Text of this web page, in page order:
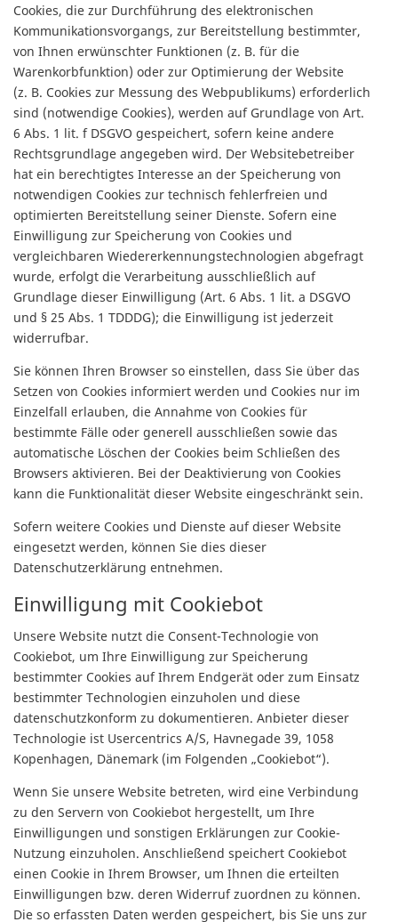
Cookies, die zur Durchführung des elektronischen
Kommunikationsvorgangs, zur Bereitstellung bestimmter,
von Ihnen erwünschter Funktionen (z. B. für die
Warenkorbfunktion) oder zur Optimierung der Website
(z. B. Cookies zur Messung des Webpublikums) erforderlich
sind (notwendige Cookies), werden auf Grundlage von Art.
6 Abs. 1 lit. f DSGVO gespeichert, sofern keine andere
Rechtsgrundlage angegeben wird. Der Websitebetreiber
hat ein berechtigtes Interesse an der Speicherung von
notwendigen Cookies zur technisch fehlerfreien und
optimierten Bereitstellung seiner Dienste. Sofern eine
Einwilligung zur Speicherung von Cookies und
vergleichbaren Wiedererkennungstechnologien abgefragt
wurde, erfolgt die Verarbeitung ausschließlich auf
Grundlage dieser Einwilligung (Art. 6 Abs. 1 lit. a DSGVO
und § 25 Abs. 1 TDDDG); die Einwilligung ist jederzeit
widerrufbar.
Sie können Ihren Browser so einstellen, dass Sie über das
Setzen von Cookies informiert werden und Cookies nur im
Einzelfall erlauben, die Annahme von Cookies für
bestimmte Fälle oder generell ausschließen sowie das
automatische Löschen der Cookies beim Schließen des
Browsers aktivieren. Bei der Deaktivierung von Cookies
kann die Funktionalität dieser Website eingeschränkt sein.
Sofern weitere Cookies und Dienste auf dieser Website
eingesetzt werden, können Sie dies dieser
Datenschutzerklärung entnehmen.
Einwilligung mit Cookiebot
Unsere Website nutzt die Consent-Technologie von
Cookiebot, um Ihre Einwilligung zur Speicherung
bestimmter Cookies auf Ihrem Endgerät oder zum Einsatz
bestimmter Technologien einzuholen und diese
datenschutzkonform zu dokumentieren. Anbieter dieser
Technologie ist Usercentrics A/S, Havnegade 39, 1058
Kopenhagen, Dänemark (im Folgenden „Cookiebot“).
Wenn Sie unsere Website betreten, wird eine Verbindung
zu den Servern von Cookiebot hergestellt, um Ihre
Einwilligungen und sonstigen Erklärungen zur Cookie-
Nutzung einzuholen. Anschließend speichert Cookiebot
einen Cookie in Ihrem Browser, um Ihnen die erteilten
Einwilligungen bzw. deren Widerruf zuordnen zu können.
Die so erfassten Daten werden gespeichert, bis Sie uns zur